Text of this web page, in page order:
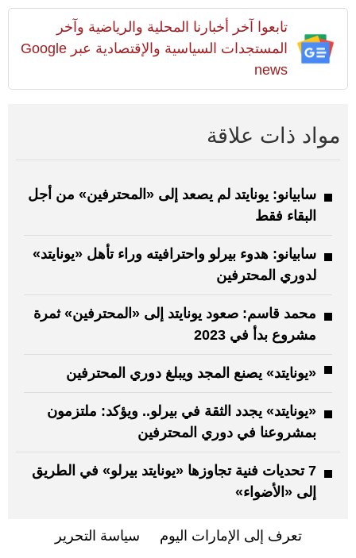
تابعوا آخر أخبارنا المحلية والرياضية وآخر
المستجدات السياسية والإقتصادية عبر Google
news
مواد ذات علاقة
سابيانو: يونايتد لم يصعد إلى «المحترفين» من أجل
البقاء فقط
سابيانو: هدوء بيرلو واحترافيته وراء تأهل «يونايتد»
لدوري المحترفين
محمد قاسم: صعود يونايتد إلى «المحترفين» ثمرة
مشروع بدأ في 2023
«يونايتد» يصنع المجد ويبلغ دوري المحترفين
«يونايتد» يجدد الثقة في بيرلو.. ويؤكد: ملتزمون
بمشروعنا في دوري المحترفين
7 تحديات فنية تجاوزها «يونايتد بيرلو» في الطريق
إلى «الأضواء»
تعرف إلى الإمارات اليوم سياسة التحرير